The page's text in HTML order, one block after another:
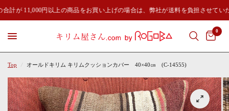
計が 11,000円以上の商品をお買い上げの場合は、弊社が送料を負担させてい
0
Top / オールドキリム キリムクッションカバー 40×40㎝ (C-14555)